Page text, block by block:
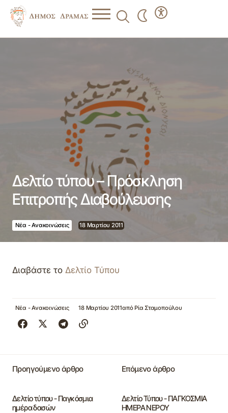
Δελτίο τύπου – Πρόσκληση
Επιτροπής Διαβούλευσης
Νέα - Ανακοινώσεις 18 Μαρτίου 2011
Διαβάστε το Δελτίο Τύπου
Νέα - Ανακοινώσεις 18 Μαρτίου 2011από Ρία Σταμοπούλου
Προηγούμενο άρθρο
Δελτίο τύπου - Παγκόσμια
ημέρα δασών
Επόμενο άρθρο
Δελτίο Τύπου - ΠΑΓΚΟΣΜΙΑ
ΗΜΕΡΑ ΝΕΡΟΥ